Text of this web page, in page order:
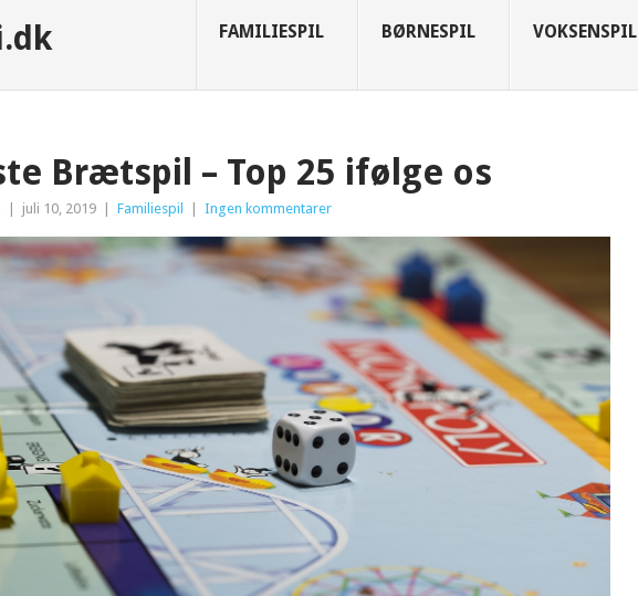
FAMILIESPIL BØRNESPIL VOKSENSPIL
Brætspil – Top 25 ifølge os
juli 10, 2019 Familiespil Ingen kommentarer